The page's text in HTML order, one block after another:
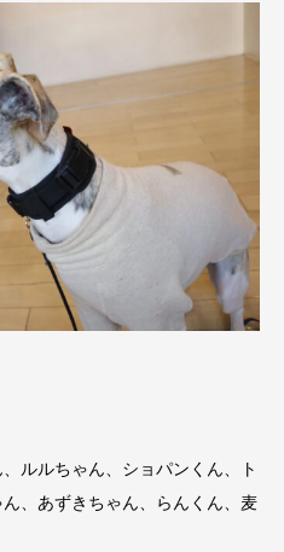
ルルちゃん、ショパンくん、ト
、あずきちゃん、らんくん、麦